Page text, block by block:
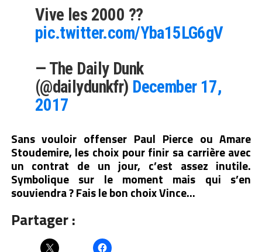
Vive les 2000 ??
pic.twitter.com/Yba15LG6gV
— The Daily Dunk
(@dailydunkfr) December 17,
2017
Sans vouloir offenser Paul Pierce ou Amare
Stoudemire, les choix pour finir sa carrière avec
un contrat de un jour, c’est assez inutile.
Symbolique sur le moment mais qui s’en
souviendra ? Fais le bon choix Vince…
Partager :